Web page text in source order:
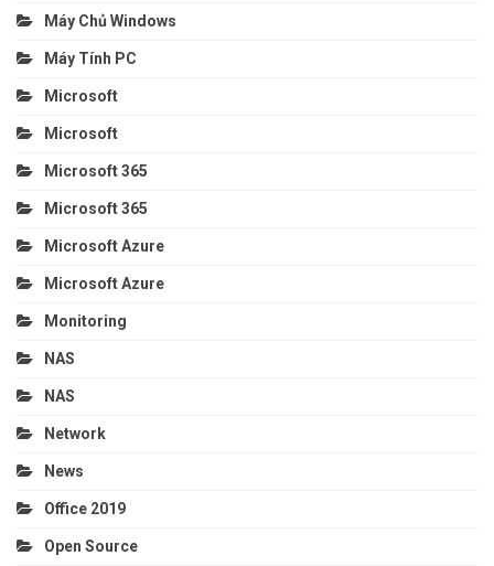
Máy Chủ Windows
Máy Tính PC
Microsoft
Microsoft
Microsoft 365
Microsoft 365
Microsoft Azure
Microsoft Azure
Monitoring
NAS
NAS
Network
News
Office 2019
Open Source